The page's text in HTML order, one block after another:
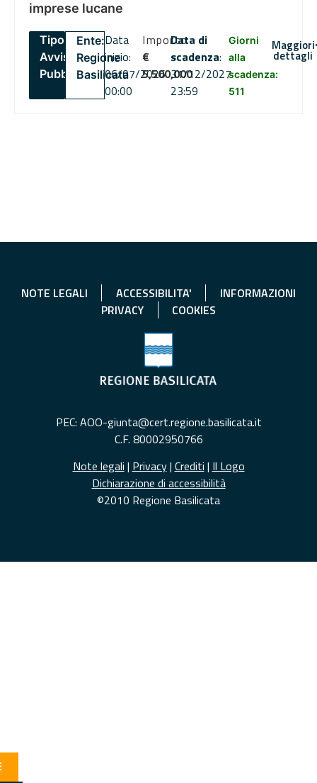
imprese lucane
Tipo:
Avviso
Pubblico
Ente:
Regione
Basilicata
Data
inizio:
06/07/2026
00:00
Importo
€
5,500,000
Data di
scadenza:
31/12/2027
23:59
Giorni
alla
scadenza:
511
Maggiori
dettagli
NOTE LEGALI ACCESSIBILITA'
INFORMAZIONI
PRIVACY
COOKIES
PEC: AOO-giunta@cert.regione.basilicata.it
C.F. 80002950766
Note legali | Privacy| Crediti | Il Logo
Dichiarazione di accessibilità
©2010 Regione Basilicata